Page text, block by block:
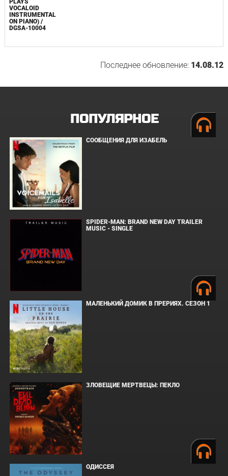
PLAYS
VOCALOID
INSTRUMENTAL
ON PIANO) /
DGSA-10004
Последнее обновление: 14.08.12
ПОПУЛЯРНОЕ
СООБЩЕНИЯ ДЛЯ ИЗАБЕЛЬ
SPIDER-MAN: BRAND NEW DAY TRAILER
MUSIC - SINGLE
МАЛЕНЬКИЙ ДОМИК В ПРЕРИЯХ. СЕЗОН 1
ЗЛОВЕЩИЕ МЕРТВЕЦЫ: ПЕКЛО
ОДИССЕЯ